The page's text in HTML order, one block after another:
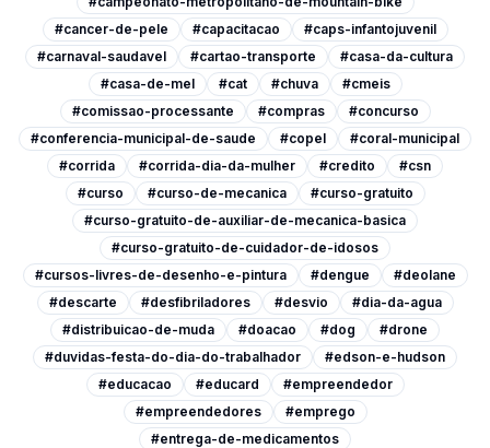
#cancer-de-pele
#capacitacao
#caps-infantojuvenil
#carnaval-saudavel
#cartao-transporte
#casa-da-cultura
#casa-de-mel
#cat #chuva
#cmeis
#comissao-processante
#compras
#concurso
#conferencia-municipal-de-saude
#copel
#coral-municipal
#corrida
#corrida-dia-da-mulher #credito
#csn
#curso
#curso-de-mecanica
#curso-gratuito
#curso-gratuito-de-auxiliar-de-mecanica-basica
#curso-gratuito-de-cuidador-de-idosos
#cursos-livres-de-desenho-e-pintura
#dengue
#deolane
#descarte
#desfibriladores #desvio
#dia-da-agua
#distribuicao-de-muda
#doacao #dog
#drone
#duvidas-festa-do-dia-do-trabalhador
#edson-e-hudson
#educacao
#educard
#empreendedor
#empreendedores
#emprego
#entrega-de-medicamentos